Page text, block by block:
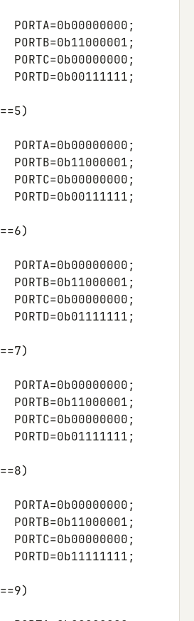
PORTA=0b00000000;
PORTB=0b11000001;
PORTC=0b00000000;
PORTD=0b00111111;
==5)
PORTA=0b00000000;
PORTB=0b11000001;
PORTC=0b00000000;
PORTD=0b00111111;
==6)
PORTA=0b00000000;
PORTB=0b11000001;
PORTC=0b00000000;
PORTD=0b01111111;
==7)
PORTA=0b00000000;
PORTB=0b11000001;
PORTC=0b00000000;
PORTD=0b01111111;
==8)
PORTA=0b00000000;
PORTB=0b11000001;
PORTC=0b00000000;
PORTD=0b11111111;
==9)